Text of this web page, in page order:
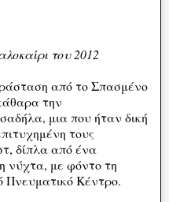
του 2012
από το Σπασμένο
την
μια που ήταν δική
τους
δίπλα από ένα
νύχτα, με φόντο τη
Πνευματικό Κέντρο.